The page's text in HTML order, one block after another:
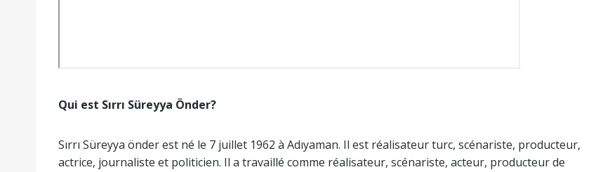
Qui est Sırrı Süreyya Önder?
Sırrı Süreyya önder est né le 7 juillet 1962 à Adıyaman. Il est réalisateur turc, scénariste, producteur,
actrice, journaliste et politicien. Il a travaillé comme réalisateur, scénariste, acteur, producteur de